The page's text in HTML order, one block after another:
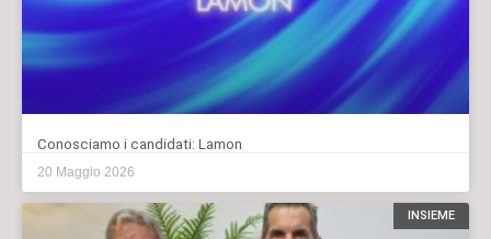
Conosciamo i candidati: Lamon
20 Maggio 2026
INSIEME